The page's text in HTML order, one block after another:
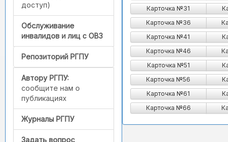
доступ)
Обслуживание
инвалидов и лиц с ОВЗ
Репозиторий РГПУ
Автору РГПУ:
сообщите нам о
публикациях
Журналы РГПУ
Задать вопрос
Карточка №31
Карточка №36
Карточка №41
Карточка №46
Карточка №51
Карточка №56
Карточка №61
Карточка №66